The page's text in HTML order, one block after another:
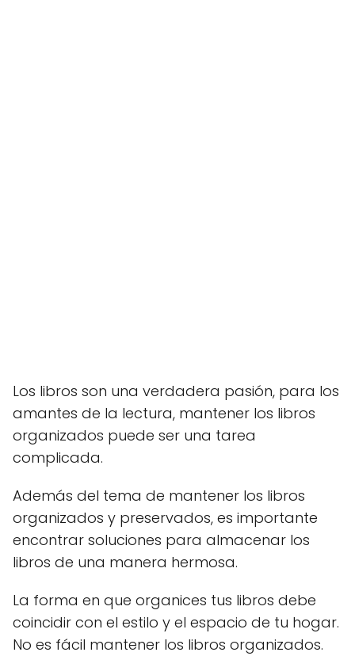
Los libros son una verdadera pasión, para los
amantes de la lectura, mantener los libros
organizados puede ser una tarea
complicada.
Además del tema de mantener los libros
organizados y preservados, es importante
encontrar soluciones para almacenar los
libros de una manera hermosa.
La forma en que organices tus libros debe
coincidir con el estilo y el espacio de tu hogar.
No es fácil mantener los libros organizados.